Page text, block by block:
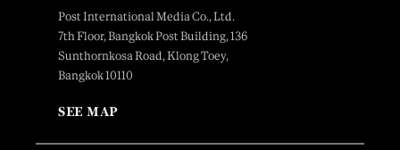
Post International Media Co., Ltd.
7th Floor, Bangkok Post Building, 136
Sunthornkosa Road, Klong Toey,
Bangkok 10110
SEE MAP